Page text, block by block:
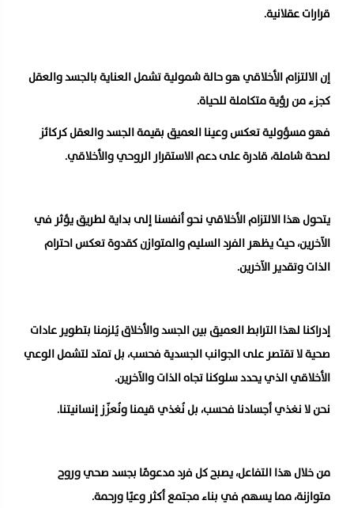
قرارات عقلانية.
إن الالتزام الأخلاقي هو حالة شمولية تشمل العناية بالجسد والعقل
كجزء من رؤية متكاملة للحياة.
فهو مسؤولية تعكس وعينا العميق بقيمة الجسد والعقل كركائز
لصحة شاملة، قادرة على دعم الاستقرار الروحي والأخلاقي.
يتحول هذا الالتزام الأخلاقي نحو أنفسنا إلى بداية لطريق يؤثر في
الآخرين، حيث يظهر الفرد السليم والمتوازن كقدوة تعكس احترام
الذات وتقدير الآخرين.
إدراكنا لهذا الترابط العميق بين الجسد والأخلاق يُلزمنا بتطوير عادات
صحية لا تقتصر على الجوانب الجسدية فحسب، بل تمتد لتشمل الوعي
الأخلاقي الذي يحدد سلوكنا تجاه الذات والآخرين.
نحن لا نغذي أجسادنا فحسب، بل نُغذي قيمنا ونُعزّز إنسانيتنا.
من خلال هذا التفاعل، يصبح كل فرد مدعومًا بجسد صحي وروح
متوازنة، مما يسهم في بناء مجتمع أكثر وعيًا ورحمة.